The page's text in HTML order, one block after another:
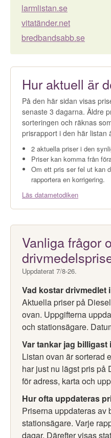
larmlistan.se
vitatänder.net
bredbandsabb.se
Hur aktuell är
På den här sidan visas
senaste 3 dagarna. Äldre
sorteringen och räknas
prisrapport i den här listan
2 aktuella priser i den
Priser kan komma från
Om ett pris ser fel ut kan
rapportera en korrigering.
Läs datametodiken
Vanliga frågor
Uppdaterat 7/8-26.
Vad kostar drivmedlet
Aktuella priser på
ovan. Uppgifterna
och stationsägare.
Var tankar jag billigast
Listan ovan är sorterad
har just nu lägst pris på
för adress, karta och
Hur ofta uppdateras
Priserna uppdateras av
stationsägare. Varje
dagar. Därefter visas